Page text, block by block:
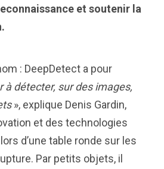
et soutenir la
: DeepDetect a pour
à détecter, sur des images,
», explique Denis Gardin,
et des technologies
d’une table ronde sur les
Par petits objets, il